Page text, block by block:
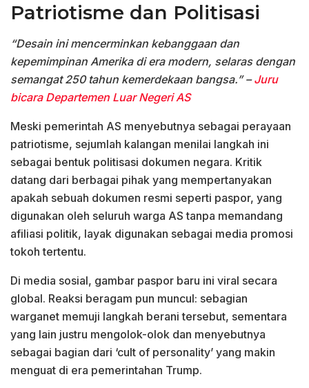
Patriotisme dan Politisasi
“Desain ini mencerminkan kebanggaan dan
kepemimpinan Amerika di era modern, selaras dengan
semangat 250 tahun kemerdekaan bangsa.” –Juru
bicara Departemen Luar Negeri AS
Meski pemerintah AS menyebutnya sebagai perayaan
patriotisme, sejumlah kalangan menilai langkah ini
sebagai bentuk politisasi dokumen negara. Kritik
datang dari berbagai pihak yang mempertanyakan
apakah sebuah dokumen resmi seperti paspor, yang
digunakan oleh seluruh warga AS tanpa memandang
afiliasi politik, layak digunakan sebagai media promosi
tokoh tertentu.
Di media sosial, gambar paspor baru ini viral secara
global. Reaksi beragam pun muncul: sebagian
warganet memuji langkah berani tersebut, sementara
yang lain justru mengolok-olok dan menyebutnya
sebagai bagian dari ‘cult of personality’ yang makin
menguat di era pemerintahan Trump.